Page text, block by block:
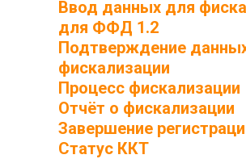
Ввод данных для
для ФФД 1.2
Подтверждение
фискализации
Процесс фискализации
Отчёт о фискализации
Завершение
Статус ККТ